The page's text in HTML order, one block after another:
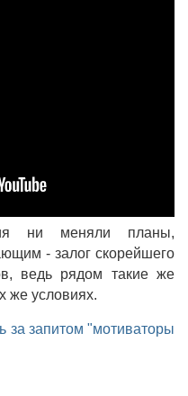
ни меняли планы,
- залог скорейшего
ведь рядом такие же
же условиях.